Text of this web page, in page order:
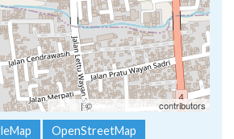
Leaflet | ©OpenStreetMap contributors
OpenStreetMap